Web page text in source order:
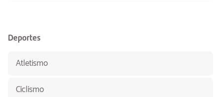
Deportes
Atletismo
Ciclismo